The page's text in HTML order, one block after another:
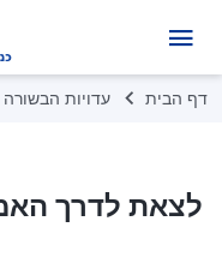
דף הבית עדויות הבשורה
לצאת לדרך